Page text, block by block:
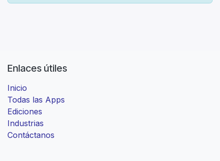
Enlaces útiles
Inicio
Todas las Apps
Ediciones
Industrias
Contáctanos